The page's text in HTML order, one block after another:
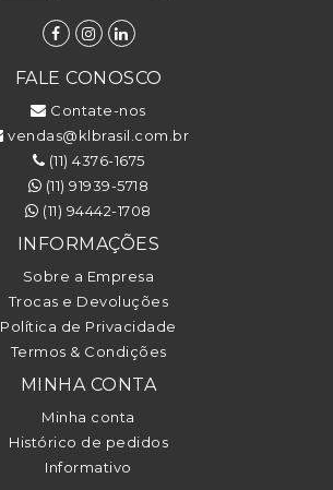
FALE CONOSCO
Contate-nos
vendas@klbrasil.com.br
(11) 4376-1675
(11) 91939-5718
(11) 94442-1708
INFORMAÇÕES
Sobre a Empresa
Trocas e Devoluções
Política de Privacidade
Termos & Condições
MINHA CONTA
Minha conta
Histórico de pedidos
Informativo